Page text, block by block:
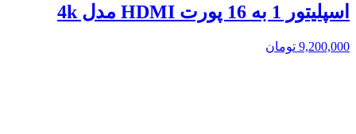
اسپلیتور 1 به 16 پورت HDMI مدل 4k
9,200,000 تومان